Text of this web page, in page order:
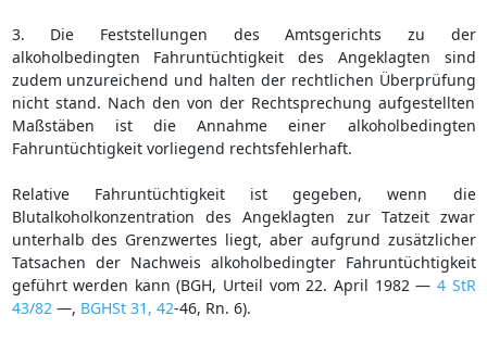
3. Die Feststellungen des Amtsgerichts zu der
alkoholbedingten Fahruntüchtigkeit des Angeklagten sind
zudem unzureichend und halten der rechtlichen Überprüfung
nicht stand. Nach den von der Rechtsprechung aufgestellten
Maßstäben ist die Annahme einer alkoholbedingten
Fahruntüchtigkeit vorliegend rechtsfehlerhaft.
Relative Fahruntüchtigkeit ist gegeben, wenn die
Blutalkoholkonzentration des Angeklagten zur Tatzeit zwar
unterhalb des Grenzwertes liegt, aber aufgrund zusätzlicher
Tatsachen der Nachweis alkoholbedingter Fahruntüchtigkeit
geführt werden kann (BGH, Urteil vom 22. April 1982 — 4 StR
43/82 —, BGHSt 31, 42-46, Rn. 6).